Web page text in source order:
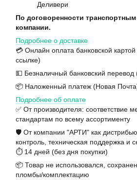
Деливери
По договоренности
компании.
Подробнее о доставке
💳 Онлайн оплата банковской
ссылке)
💵 Безналичный банковский перевод
📦 Наложенный платеж (Новая
Подробнее об оплате
✅ От производителя: соответствие
стандартам по всему ассортименту
🛡️ От компании "АРТИ" как
контроль, техническая поддержка и
⏱️ 14 дней (без дня покупки)
📦 Товар не использовался,
пломбы/комплектацию